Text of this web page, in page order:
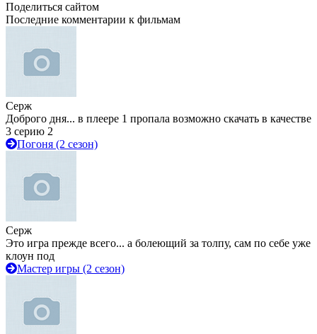
Поделиться сайтом
Последние комментарии к фильмам
Серж
Доброго дня... в плеере 1 пропала возможно скачать в качестве
3 серию 2
Погоня (2 сезон)
Серж
Это игра прежде всего... а болеющий за толпу, сам по себе уже
клоун под
Мастер игры (2 сезон)